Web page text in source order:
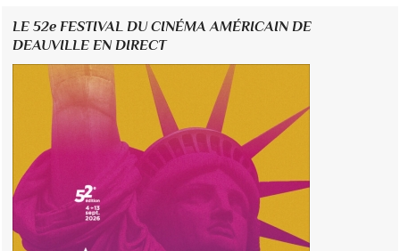
LE 52e FESTIVAL DU CINÉMA AMÉRICAIN DE
DEAUVILLE EN DIRECT